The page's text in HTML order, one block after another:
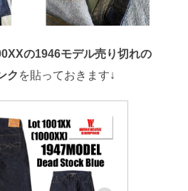
の1946モデル売り切れの
ク を貼っておきます↓